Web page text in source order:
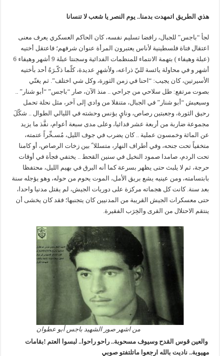
هذي الطريق اتمهدت بدمنا.. يوم النصر يا شعب لا تنسانا
لجأ “باجس” للجبال، رافضا تسليم نفسه، كان الحاكم العسكري يعرف معنى
اعتقال فتاة فلسطينية لأناس يعتبرون المرأة عنوان شرفهم؛ فاعتقل أختيه
(عبلة وهيفاء ) بتهمة الانتماء للمنظمات الفدائية وسجنتا عبلة 9 أشهر وهيفاء 6
أشهر و في محاولة يائسة لليّ ذراعه، ولأشهرٍ عديدة، كلّما ذكّـرَهُ أحد بأختيه
الأسيرتين، كان يجيب: “احنا في زمن الثورة، وكل شي اختلف”. ثم يغنّي
بصوت مرتفع: طل سلاحي من جراحي .. منذ الآن، صار “باجس” “أبو شنار” ..
وسيعيش “أبو شنار” في الجبال، متنقلا من وادي إلى آخر، مثل نحلة تحمل
رحيق الثورة، وجعبتين رصاص، ونايٍ يؤنس وحشته في الليالي الطوال .. شكّلَ
مجموعة ضاربة من أربعة عشر فدائيا، وعلى مدى سبعة أعوام، نفَّذ ما يزيد
عن المائة وخمسون عملية .. كان يضرب في جوف الليل، مُسـخِّراً عتمته،
متخفياً تحت جنحه، وفي أطراف النهار، متسللا ً بين زخات الرصاص، أو كامنا
تحت الردم، صامدا صمود النخيل في سنين القحط .. يختفي فجأة في أوقات
حرجة، ثم لا يلبث حتى يظهر بسرعة كما أنه البرق في بهيم الليل، محتفظا
بابتسامته، ومن عينيه يشع بريق الأمل، الموت يحوم من حوله، وهو يؤجله سنة
بعد سنة. كانت كل هجماته مركزة على دوريات الجيش، لم يقتل مدنيا واحدا،
حتى معسكرات الجيش القريبة من المدنيين كان يتجنبها؛ فقد كان يخشى أن
ينتقم الاحتلال من القرى والخِرَب الفقيرة.
من اشهر صور الشهيد باجس أبو عطوان
والعين قوس القدح وسيوف مسحوبة..راحو راحوا..لبسوا العتم !بقامات
مهيوبة.. ناديت بالله ارجعوا ماتلتفتو صوبي